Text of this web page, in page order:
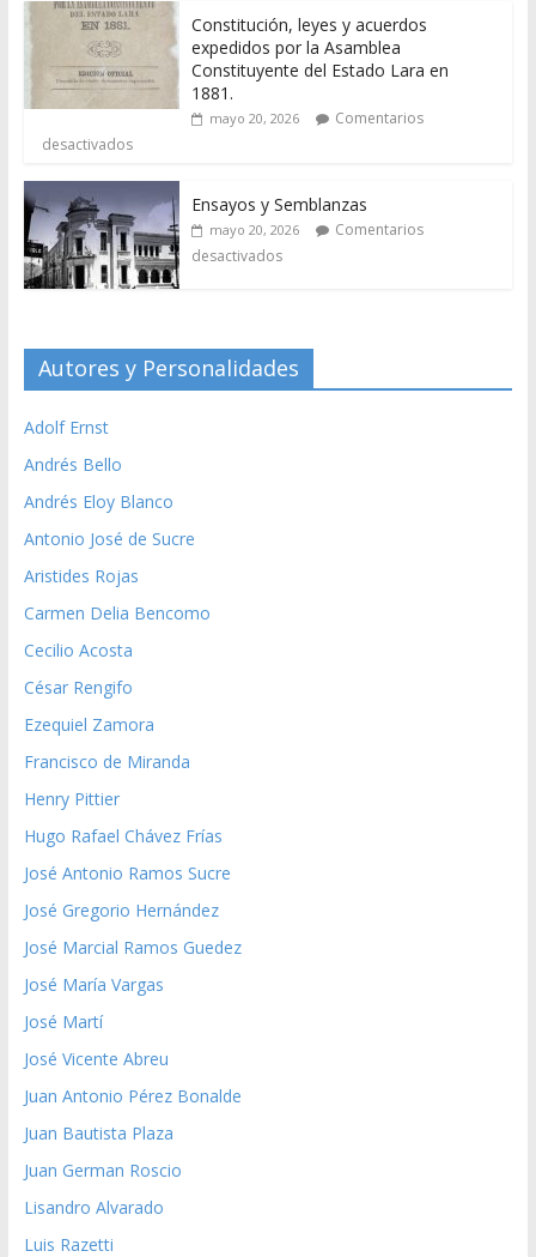
Constitución, leyes y acuerdos
expedidos por la Asamblea
Constituyente del Estado Lara en
1881.
mayo 20, 2026
Comentarios
desactivados
Ensayos y Semblanzas
mayo 20, 2026
Comentarios
desactivados
Autores y Personalidades
Adolf Ernst
Andrés Bello
Andrés Eloy Blanco
Antonio José de Sucre
Aristides Rojas
Carmen Delia Bencomo
Cecilio Acosta
César Rengifo
Ezequiel Zamora
Francisco de Miranda
Henry Pittier
Hugo Rafael Chávez Frías
José Antonio Ramos Sucre
José Gregorio Hernández
José Marcial Ramos Guedez
José María Vargas
José Martí
José Vicente Abreu
Juan Antonio Pérez Bonalde
Juan Bautista Plaza
Juan German Roscio
Lisandro Alvarado
Luis Razetti